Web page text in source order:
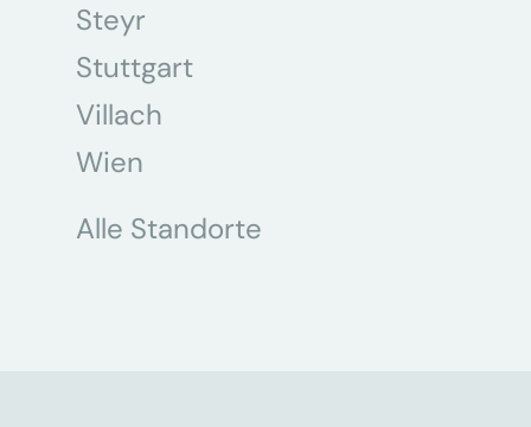
Steyr
Stuttgart
Villach
Wien
Alle Standorte